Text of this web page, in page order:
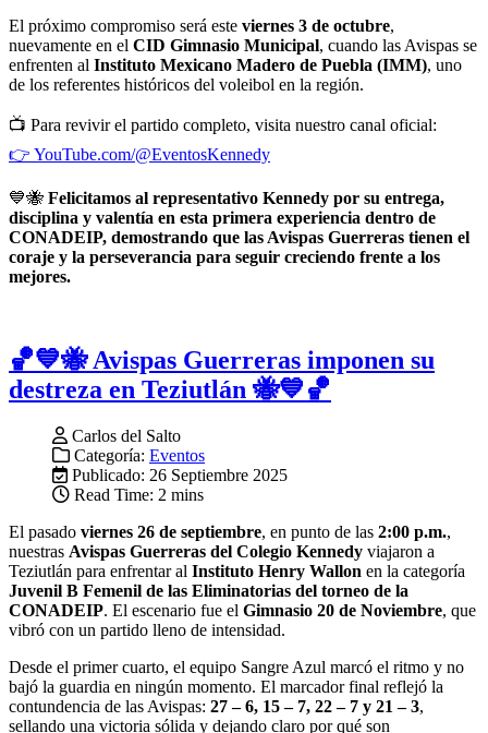
El próximo compromiso será este viernes 3 de octubre,
nuevamente en el CID Gimnasio Municipal, cuando las Avispas se
enfrenten al Instituto Mexicano Madero de Puebla (IMM), uno
de los referentes históricos del voleibol en la región.
📺 Para revivir el partido completo, visita nuestro canal oficial:
👉 YouTube.com/@EventosKennedy
💙🐝 Felicitamos al representativo Kennedy por su entrega,
disciplina y valentía en esta primera experiencia dentro de
CONADEIP, demostrando que las Avispas Guerreras tienen el
coraje y la perseverancia para seguir creciendo frente a los
mejores.
🏀💙🐝 Avispas Guerreras imponen su
destreza en Teziutlán 🐝💙🏀
Carlos del Salto
Categoría: Eventos
Publicado: 26 Septiembre 2025
Read Time: 2 mins
El pasado viernes 26 de septiembre, en punto de las 2:00 p.m.,
nuestras Avispas Guerreras del Colegio Kennedy viajaron a
Teziutlán para enfrentar al Instituto Henry Wallon en la categoría
Juvenil B Femenil de las Eliminatorias del torneo de la
CONADEIP. El escenario fue el Gimnasio 20 de Noviembre, que
vibró con un partido lleno de intensidad.
Desde el primer cuarto, el equipo Sangre Azul marcó el ritmo y no
bajó la guardia en ningún momento. El marcador final reflejó la
contundencia de las Avispas: 27 – 6, 15 – 7, 22 – 7 y 21 – 3,
sellando una victoria sólida y dejando claro por qué son